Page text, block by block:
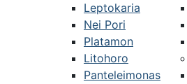
Leptokaria
Nei Pori
Platamon
Litohoro
Panteleimonas